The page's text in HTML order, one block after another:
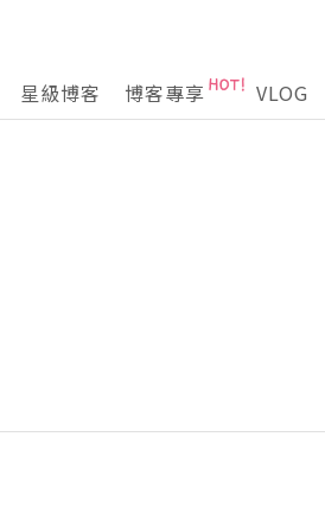
星級博客 博客專享 VLOG